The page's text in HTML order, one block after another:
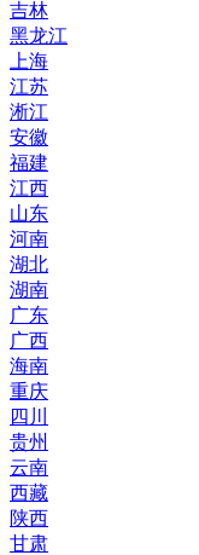
吉林
黑龙江
上海
江苏
淅江
安徽
福建
江西
山东
河南
湖北
湖南
广东
广西
海南
重庆
四川
贵州
云南
西藏
陕西
甘肃